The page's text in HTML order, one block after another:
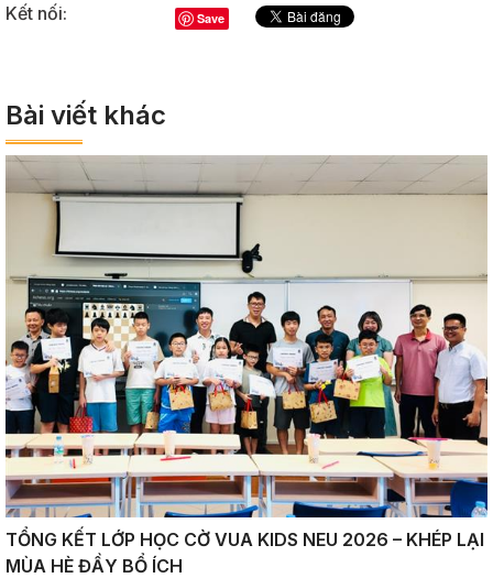
Kết nối: Save
Bài viết khác
TỔNG KẾT LỚP HỌC CỜ VUA KIDS NEU 2026 – KHÉP LẠI
MÙA HÈ ĐẦY BỔ ÍCH